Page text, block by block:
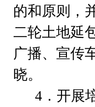
的和原则，
二轮土地延
广播、宣传
晓。
4 ．开展